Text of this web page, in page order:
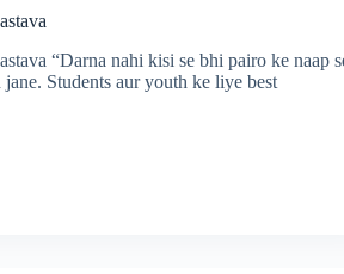
“Darna nahi kisi se bhi pairo ke naap
Students aur youth ke liye best